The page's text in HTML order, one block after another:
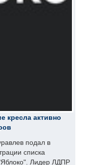
кресла активно
подал в
списка
Лидер ЛДПР